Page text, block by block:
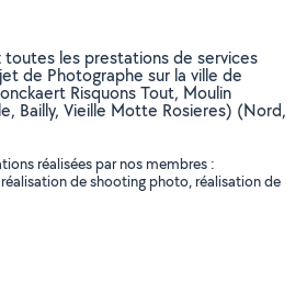
toutes les prestations de services
de Photographe sur la ville de
Risquons Tout, Moulin
Bailly, Vieille Motte Rosieres) (Nord,
réalisées par nos membres :
de shooting photo, réalisation de